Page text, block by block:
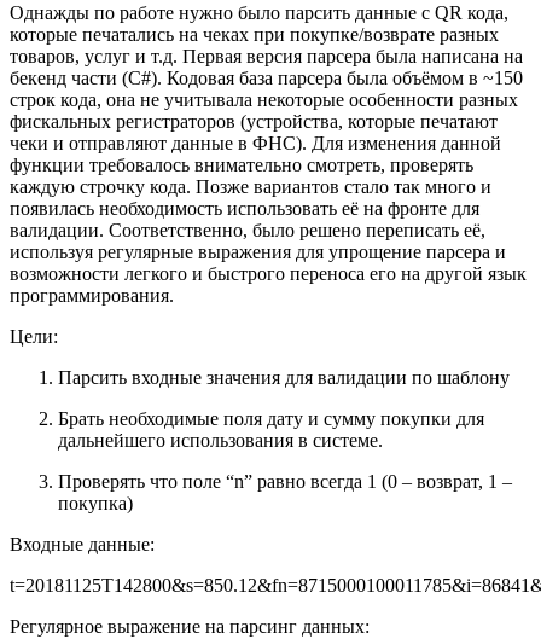
Однажды по работе нужно было парсить данные с QR кода,
которые печатались на чеках при покупке/возврате разных
товаров, услуг и т.д. Первая версия парсера была написана на
бекенд части (C#). Кодовая база парсера была объёмом в ~150
строк кода, она не учитывала некоторые особенности разных
фискальных регистраторов (устройства, которые печатают
чеки и отправляют данные в ФНС). Для изменения данной
функции требовалось внимательно смотреть, проверять
каждую строчку кода. Позже вариантов стало так много и
появилась необходимость использовать её на фронте для
валидации. Соответственно, было решено переписать её,
используя регулярные выражения для упрощение парсера и
возможности легкого и быстрого переноса его на другой язык
программирования.
Цели:
Парсить входные значения для валидации по шаблону
Брать необходимые поля дату и сумму покупки для
дальнейшего использования в системе.
Проверять что поле “n” равно всегда 1 (0 – возврат, 1 –
покупка)
Входные данные:
Регулярное выражение на парсинг данных: